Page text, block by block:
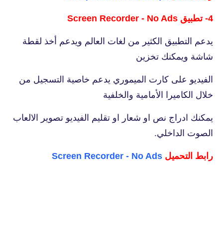
4- تطبيق Screen Recorder - No Ads
يدعم التطبيق الكثير من لغات العالم ويدعم أخذ لقطة
شاشة‏ ويمكنك تخزين
الفيديو على كارت الميموري يدعم خاصية التسجيل من
خلال الكاميرا الأمامية والخلفية
يمكنك ادراج نص او شعار او تقليم الفيديو تصوير الالعاب
الصوت الداخلي.
رابط التحميل